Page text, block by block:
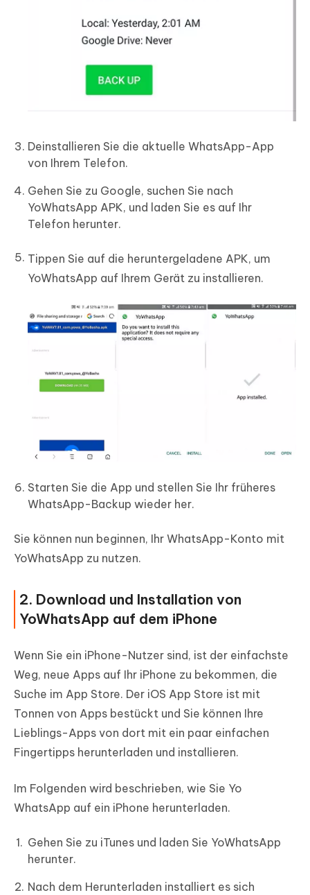
Deinstallieren Sie die aktuelle WhatsApp-App
von Ihrem Telefon.
Gehen Sie zu Google, suchen Sie nach
YoWhatsApp APK, und laden Sie es auf Ihr
Telefon herunter.
Tippen Sie auf die heruntergeladene APK, um
YoWhatsApp auf Ihrem Gerät zu installieren.
Starten Sie die App und stellen Sie Ihr früheres
WhatsApp-Backup wieder her.
Sie können nun beginnen, Ihr WhatsApp-Konto mit
YoWhatsApp zu nutzen.
2. Download und Installation von
YoWhatsApp auf dem iPhone
Wenn Sie ein iPhone-Nutzer sind, ist der einfachste
Weg, neue Apps auf Ihr iPhone zu bekommen, die
Suche im App Store. Der iOS App Store ist mit
Tonnen von Apps bestückt und Sie können Ihre
Lieblings-Apps von dort mit ein paar einfachen
Fingertipps herunterladen und installieren.
Im Folgenden wird beschrieben, wie Sie Yo
WhatsApp auf ein iPhone herunterladen.
Gehen Sie zu iTunes und laden Sie YoWhatsApp
herunter.
Nach dem Herunterladen installiert es sich